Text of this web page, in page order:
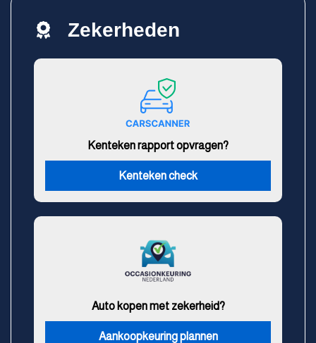
Zekerheden
Kenteken rapport opvragen?
Kenteken check
Auto kopen met zekerheid?
Aankoopkeuring plannen